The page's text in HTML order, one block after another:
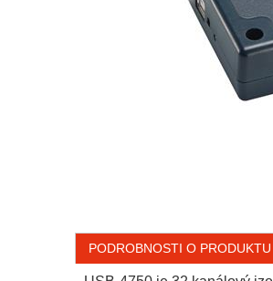
PODROBNOSTI O PRODUKTU